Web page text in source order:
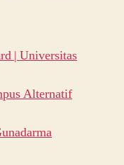
| Universitas
Alternatif